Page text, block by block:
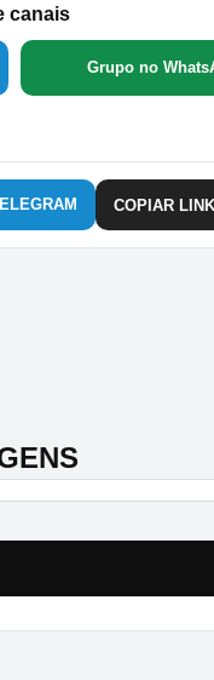
canais
Grupo no
COPIAR LINK